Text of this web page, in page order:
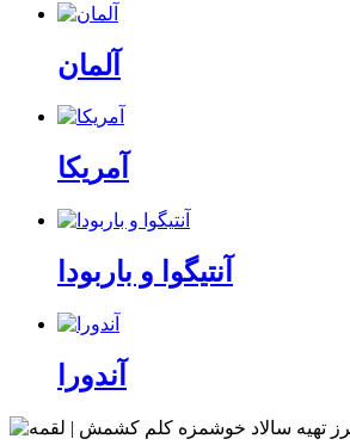
آلمان
آمریکا
آنتیگوا و باربودا
آندورا